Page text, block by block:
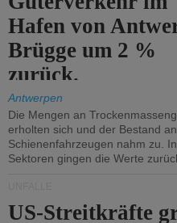
Hafen von
Brügge um 2 %
zurück.
Antwerpen
Die Mengen an
erholten sich und der Bestand an
Schienenfahrzeugen nahm zu.
Sektoren gingen die Werte
US-Streitkräfte